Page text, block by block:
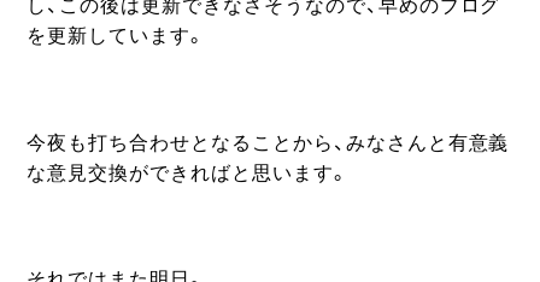
し、この後は更新できなさそうなので、早めのブログ
を更新しています。
今夜も打ち合わせとなることから、みなさんと有意義
な意見交換ができればと思います。